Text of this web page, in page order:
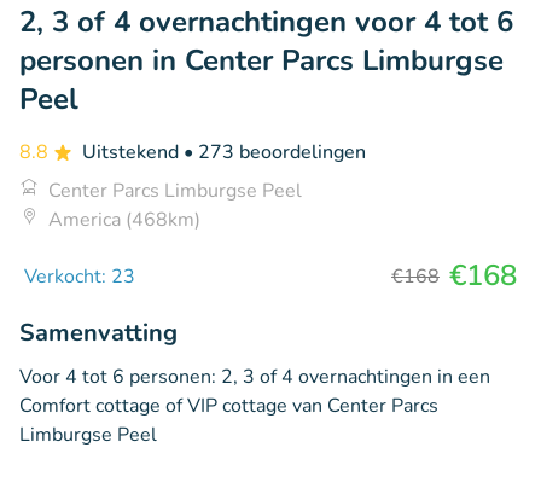
2, 3 of 4 overnachtingen voor 4 tot 6
personen in Center Parcs Limburgse
Peel
8.8 Uitstekend • 273 beoordelingen
Center Parcs Limburgse Peel
America (468km)
Verkocht: 23 €168 €168
Samenvatting
Voor 4 tot 6 personen: 2, 3 of 4 overnachtingen in een
Comfort cottage of VIP cottage van Center Parcs
Limburgse Peel